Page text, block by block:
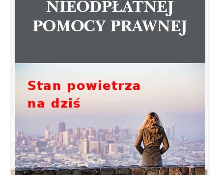
budowy ulic Łebska, Łagowska,
Kociewska, Żukowska